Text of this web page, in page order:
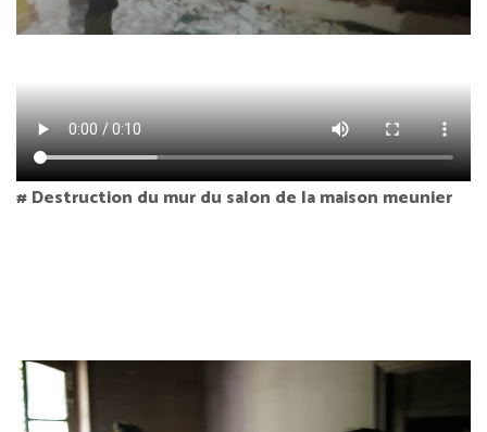
# Destruction du mur du salon de la maison meunier